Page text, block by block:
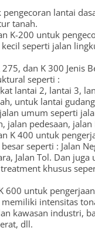
pengecoran lantai
tanah.
K-200 untuk
seperti jalan
275, dan K 300 Jenis
seperti :
lantai 2, lantai 3,
untuk lantai
umum seperti
jalan pedesaan,
K 400 untuk
seperti : Jalan
Jalan Tol. Dan
khusus
600 untuk
intensitas
kawasan industri,
dll.